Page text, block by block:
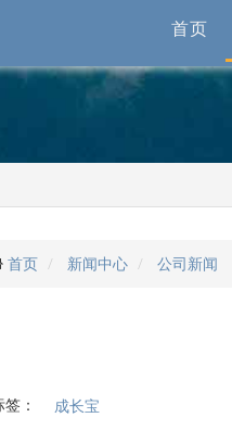
首页
首页 新闻中心 公司新闻
签： 成长宝